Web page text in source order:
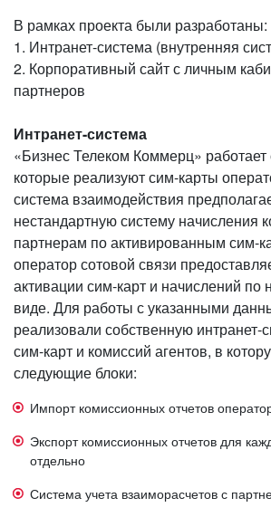
В рамках проекта были разработаны:
1. Интранет-система (внутренняя
2. Корпоративный сайт с личным
партнеров
Интранет-система
«Бизнес Телеком Коммерц»
которые реализуют сим-карты
система взаимодействия
нестандартную систему начисления
партнерам по активированным сим-
оператор сотовой связи
активации сим-карт и начислений по
виде. Для работы с указанными
реализовали собственную интранет-
сим-карт и комиссий агентов, в
следующие блоки:
Импорт комиссионных отчетов
Экспорт комиссионных отчетов для
отдельно
Система учета взаиморасчетов с